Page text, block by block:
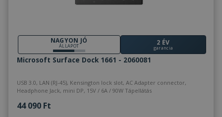
NAGYON JÓ
ÁLLAPOT 2 ÉV
garancia
Microsoft Surface Dock 1661 - 2060081
USB 3.0, LAN (RJ-45), Kensington lock slot, AC Adapter connector,
Headphone Jack, mini DP, 15V / 6A / 90W Tápellátás
44 090 Ft